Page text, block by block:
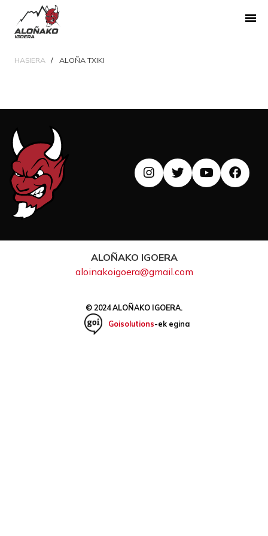
HASIERA ALOÑA TXIKI
ALOÑAKO IGOERA
aloinakoigoera@gmail.com
© 2024 ALOÑAKO IGOERA.
Goisolutions-ek egina